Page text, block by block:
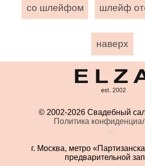
со шлейфом шлейф
наверх
© 2002-2026 Свадебный
Политика
г. Москва, метро
предварительной